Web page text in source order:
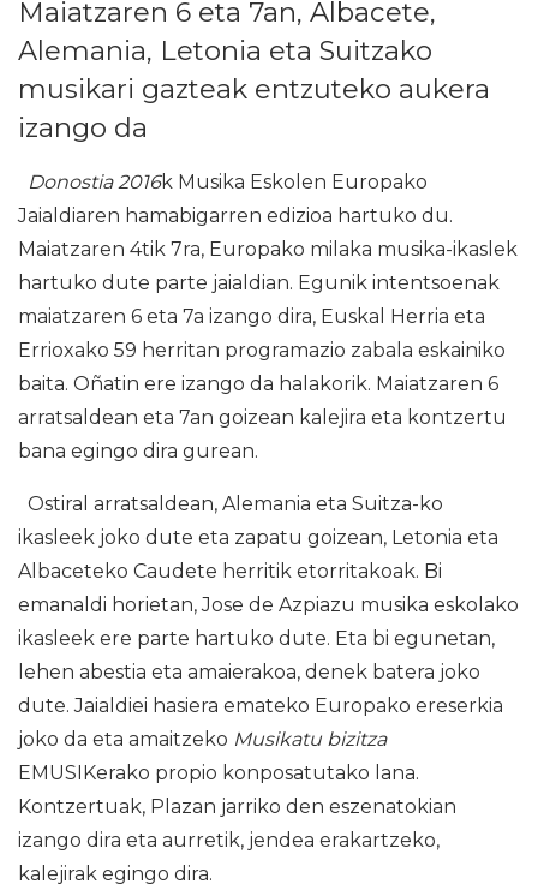
Maiatzaren 6 eta 7an, Albacete,
Alemania, Letonia eta Suitzako
musikari gazteak entzuteko aukera
izango da
Donostia 2016k Musika Eskolen Europako
Jaialdiaren hamabigarren edizioa hartuko du.
Maiatzaren 4tik 7ra, Europako milaka musika-ikaslek
hartuko dute parte jaialdian. Egunik intentsoenak
maiatzaren 6 eta 7a izango dira, Euskal Herria eta
Errioxako 59 herritan programazio zabala eskainiko
baita. Oñatin ere izango da halakorik. Maiatzaren 6
arratsaldean eta 7an goizean kalejira eta kontzertu
bana egingo dira gurean.
Ostiral arratsaldean, Alemania eta Suitza-ko
ikasleek joko dute eta zapatu goizean, Letonia eta
Albaceteko Caudete herritik etorritakoak. Bi
emanaldi horietan, Jose de Azpiazu musika eskolako
ikasleek ere parte hartuko dute. Eta bi egunetan,
lehen abestia eta amaierakoa, denek batera joko
dute. Jaialdiei hasiera emateko Europako ereserkia
joko da eta amaitzeko Musikatu bizitza
EMUSIKerako propio konposatutako lana.
Kontzertuak, Plazan jarriko den eszenatokian
izango dira eta aurretik, jendea erakartzeko,
kalejirak egingo dira.